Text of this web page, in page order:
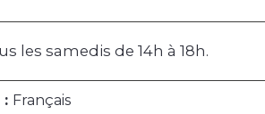
les samedis de 14h à 18h.
: Français